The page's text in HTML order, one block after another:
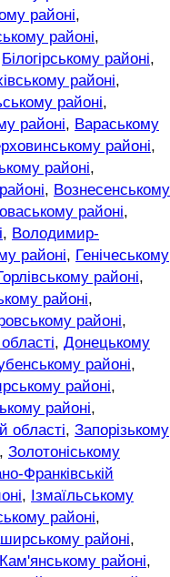
районі,
районі,
Білогірському районі,
районі,
районі,
районі, Вараському
районі,
районі,
, Вознесенському
районі,
, Володимир-
районі, Генічеському
районі,
районі,
районі,
, Донецькому
районі,
районі,
районі,
області, Запорізькому
, Золотоніському
Франківській
, Ізмаїльському
районі,
районі,
Кам'янському районі,